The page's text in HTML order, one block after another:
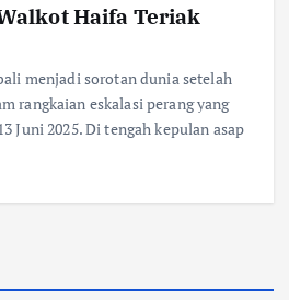
Haifa Teriak
menjadi sorotan dunia setelah
rangkaian eskalasi perang yang
Juni 2025. Di tengah kepulan asap